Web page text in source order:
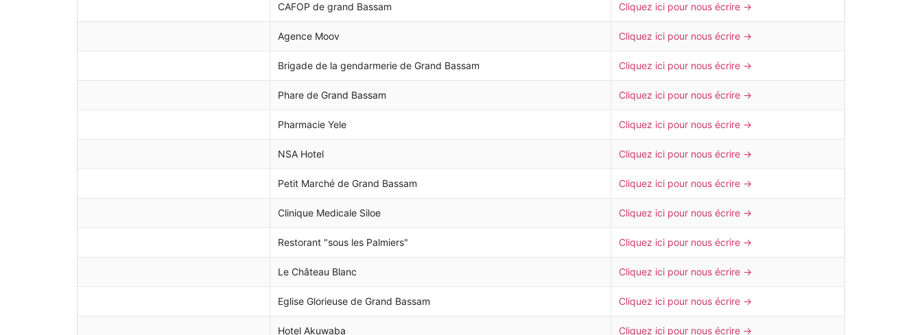
CAFOP de grand Bassam Cliquez ici pour nous écrire →
Agence Moov Cliquez ici pour nous écrire →
Brigade de la gendarmerie de Grand Bassam Cliquez ici pour nous écrire →
Phare de Grand Bassam Cliquez ici pour nous écrire →
Pharmacie Yele Cliquez ici pour nous écrire →
NSA Hotel Cliquez ici pour nous écrire →
Petit Marché de Grand Bassam Cliquez ici pour nous écrire →
Clinique Medicale Siloe Cliquez ici pour nous écrire →
Restorant "sous les Palmiers" Cliquez ici pour nous écrire →
Le Château Blanc Cliquez ici pour nous écrire →
Eglise Glorieuse de Grand Bassam Cliquez ici pour nous écrire →
Hotel Akuwaba Cliquez ici pour nous écrire →